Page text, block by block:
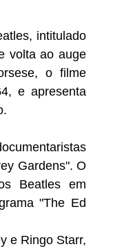
intitulado
volta ao auge
o filme
e apresenta
Gardens". O
Beatles em
"The Ed
e Ringo Starr,